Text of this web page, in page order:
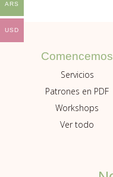
Comencemos
Servicios
Patrones en PDF
Workshops
Ver todo
ARS
USD